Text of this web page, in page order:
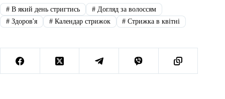
#В який день стригтись #Догляд за волоссям
#Здоров'я #Календар стрижок # Стрижка в квітні